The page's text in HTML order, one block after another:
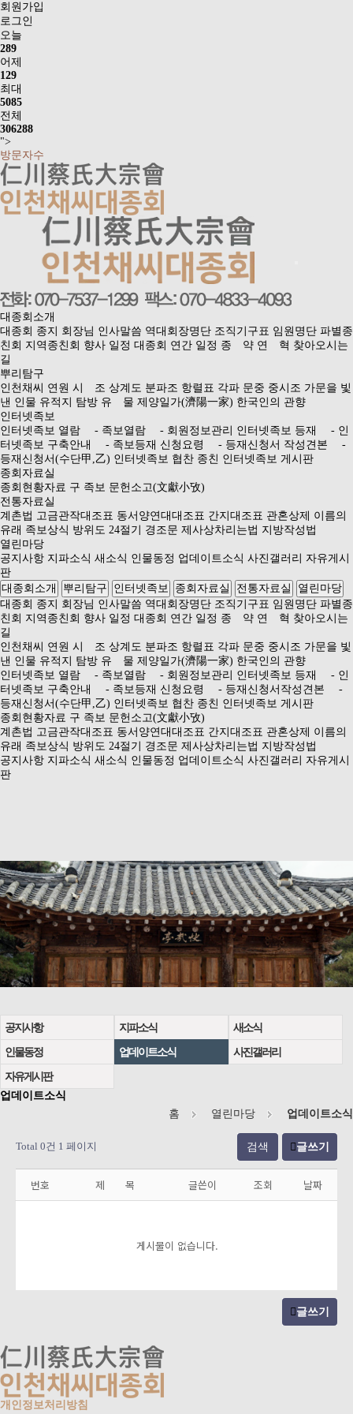
회원가입
로그인
오늘
289
어제
129
최대
5085
전체
306288
">
방문자수
대종회소개
대종회 종지
회장님 인사말씀 역대회장명단 조직기구표 임원명단 파별종
친회 지역종친회 향사 일정 대종회 연간 일정 종 약 연 혁 찾아오시는
길
뿌리탐구
인천채씨 연원 시 조 상계도 분파조 항렬표 각파 문중 중시조 가문을 빛
낸 인물 유적지 탐방 유 물 제양일가(濟陽一家) 한국인의 관향
인터넷족보
인터넷족보 열람
- 족보열람 - 회원정보관리 인터넷족보 등재
- 인
터넷족보 구축안내
- 족보등재 신청요령 - 등재신청서 작성견본
-
등재신청서(수단甲,乙) 인터넷족보 협찬 종친 인터넷족보 게시판
종회자료실
종회현황자료 구 족보 문헌소고(文獻小攷)
전통자료실
계촌법 고금관작대조표 동서양연대대조표 간지대조표 관혼상제
이름의
유래 족보상식 방위도 24절기 경조문 제사상차리는법 지방작성법
열린마당
공지사항 지파소식 새소식 인물동정 업데이트소식 사진갤러리
자유게시
판
대종회소개 뿌리탐구 인터넷족보 종회자료실 전통자료실 열린마당
대종회 종지 회장님 인사말씀 역대회장명단 조직기구표 임원명단 파별종
친회 지역종친회 향사 일정 대종회 연간 일정 종 약 연 혁 찾아오시는
길
인천채씨 연원 시 조 상계도 분파조 항렬표 각파 문중 중시조 가문을 빛
낸 인물 유적지 탐방 유 물 제양일가(濟陽一家) 한국인의 관향
인터넷족보 열람
- 족보열람 - 회원정보관리 인터넷족보 등재
- 인
터넷족보 구축안내
- 족보등재 신청요령 - 등재신청서작성견본
-
등재신청서(수단甲,乙) 인터넷족보 협찬 종친 인터넷족보 게시판
종회현황자료 구 족보 문헌소고(文獻小攷)
계촌법 고금관작대조표 동서양연대대조표 간지대조표 관혼상제
이름의
유래 족보상식 방위도 24절기 경조문 제사상차리는법 지방작성법
공지사항 지파소식 새소식 인물동정 업데이트소식 사진갤러리
자유게시
판
공지사항 지파소식
새소식
인물동정
업데이트소식
사진갤러리
자유게시판
업데이트소식
홈 열린마당 업데이트소식
Total 0건 1 페이지 검색 글쓰기
번호 제 목 글쓴이 조회 날짜
게시물이 없습니다.
글쓰기
개인정보처리방침